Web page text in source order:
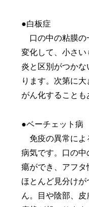
●白板症
口の中の粘膜の
変化して、小さい
炎と区別がつかな
ります。次第に大
がん化することも
●ベーチェット病
免疫の異常によ
病気です。口の中
瘍ができ、アフタ
ほとんど見分けが
ん。目や陰部、皮